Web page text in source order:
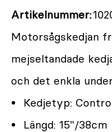
Artikelnummer
Motorsågskedjan
mejseltandade
och det enkla
Kedjetyp:
Längd: 15"/38cm